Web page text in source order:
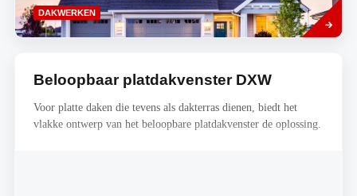
DAKWERKEN
Read
more
Beloopbaar platdakvenster DXW
Voor platte daken die tevens als dakterras dienen, biedt het
vlakke ontwerp van het beloopbare platdakvenster de oplossing.